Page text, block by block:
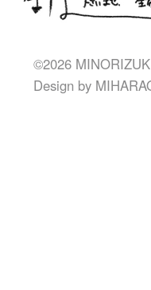
©2026
Design by